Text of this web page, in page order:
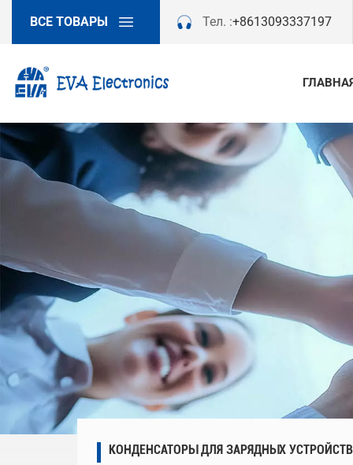
ВСЕ ТОВАРЫ Тел. :+8613093337197
КОНДЕНСАТОРЫ ДЛЯ ЗАРЯДНЫХ